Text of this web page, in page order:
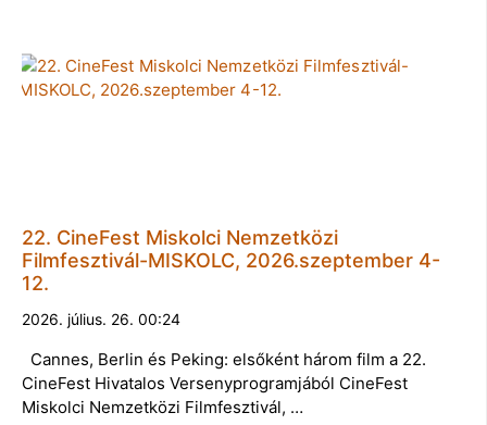
22. CineFest Miskolci Nemzetközi
Filmfesztivál-MISKOLC, 2026.szeptember 4-
12.
2026. július. 26. 00:24
Cannes, Berlin és Peking: elsőként három film a 22.
CineFest Hivatalos Versenyprogramjából CineFest
Miskolci Nemzetközi Filmfesztivál, …